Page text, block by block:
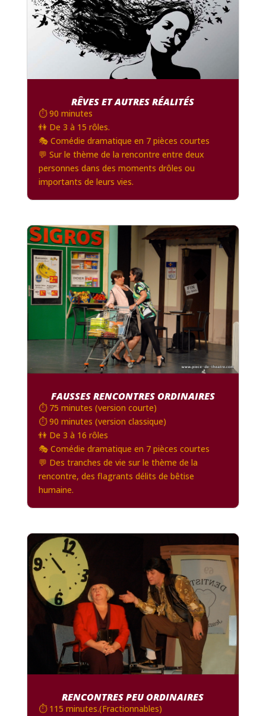
RÊVES ET AUTRES RÉALITÉS
⏱️ 90 minutes
👫 De 3 à 15 rôles.
🎭 Comédie dramatique en 7 pièces courtes
💬 Sur le thème de la rencontre entre deux
personnes dans des moments drôles ou
importants de leurs vies.
FAUSSES RENCONTRES ORDINAIRES
⏱️ 75 minutes (version courte)
⏱️ 90 minutes (version classique)
👫 De 3 à 16 rôles
🎭 Comédie dramatique en 7 pièces courtes
💬 Des tranches de vie sur le thème de la
rencontre, des flagrants délits de bêtise
humaine.
RENCONTRES PEU ORDINAIRES
⏱️ 115 minutes.(Fractionnables)